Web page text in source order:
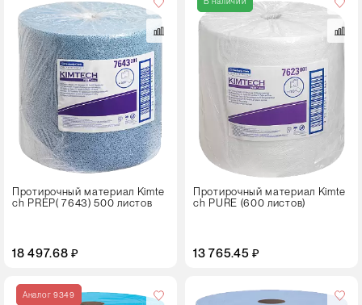
Протирочный материал Kimte
ch PREP( 7643) 500 листов
18 497.68 ₽
Протирочный материал Kimte
ch PURE (600 листов)
13 765.45 ₽
Аналог 9349